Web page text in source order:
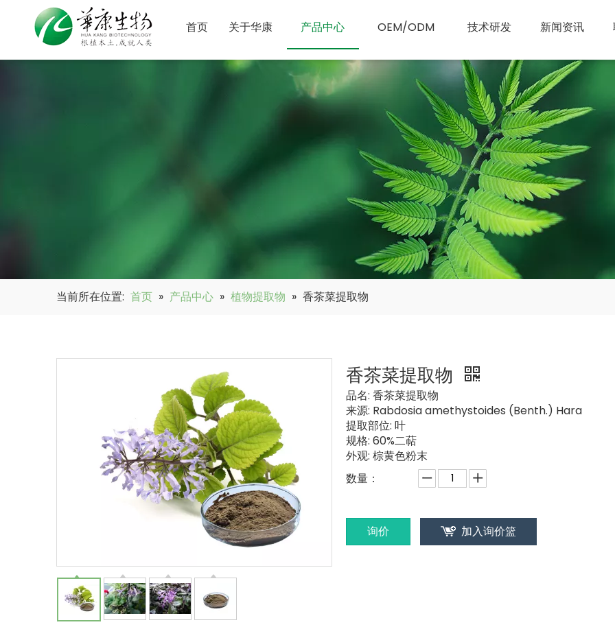
首页 关于华康 产品中心 OEM/ODM 技术研发 新闻资讯
当前所在位置: 首页 » 产品中心 » 植物提取物 » 香茶菜提取物
香茶菜提取物
品名: 香茶菜提取物
来源: Rabdosia amethystoides (Benth.) Hara
提取部位: 叶
规格: 60%二萜
外观: 棕黄色粉末
数量：
询价 加入询价篮